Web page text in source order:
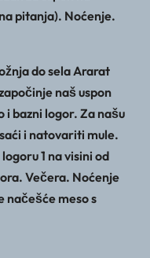
pitanja). Noćenje.
do sela Ararat
naš uspon
i bazni logor. Za našu
i natovariti mule.
1 na visini od
Večera. Noćenje
načešće meso s